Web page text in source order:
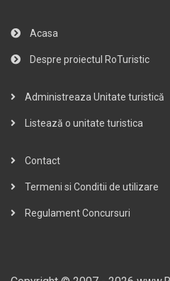
Acasa
Despre proiectul RoTuristic
Administreaza Unitate turistică
Listează o unitate turistica
Contact
Termeni si Conditii de utilizare
Regulament Concursuri